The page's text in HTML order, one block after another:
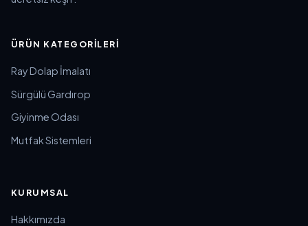
ÜRÜN KATEGORILERI
Ray Dolap İmalatı
Sürgülü Gardırop
Giyinme Odası
Mutfak Sistemleri
KURUMSAL
Hakkımızda